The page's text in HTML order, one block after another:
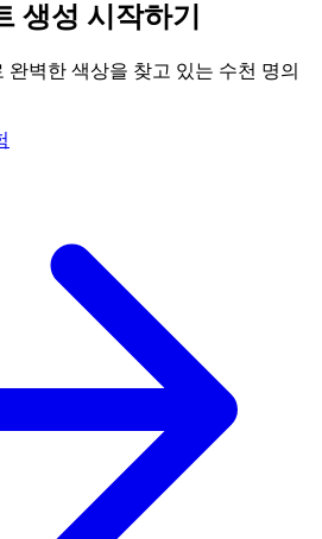
생성 시작하기
벽한 색상을 찾고 있는 수천 명의